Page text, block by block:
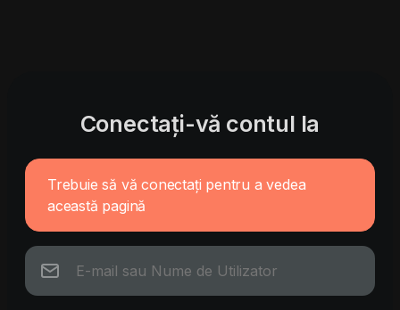
Conectați-vă contul la
Trebuie să vă conectați pentru a vedea
această pagină